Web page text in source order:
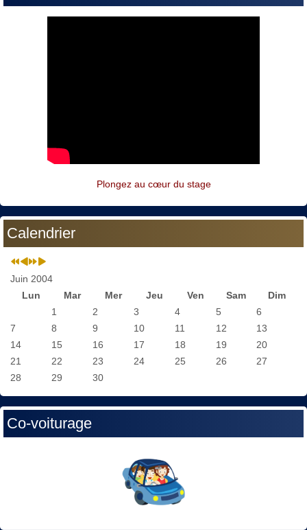
Plongez au cœur du stage
Calendrier
Juin 2004
Lun
Mar Mer Jeu Ven Sam
Dim
1
2 3 4 5
6
7
8 9 10 11 12
13
14
15 16 17 18 19
20
21
22 23 24 25 26
27
28
29 30
Co-voiturage